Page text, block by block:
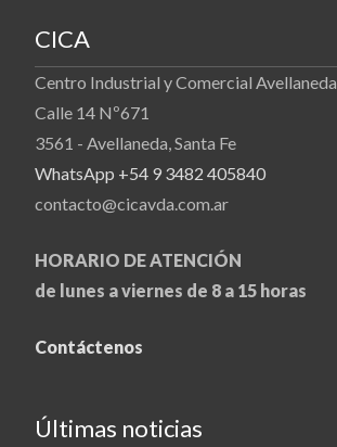
CICA
Centro Industrial y Comercial Avellaneda
Calle 14 Nº671
3561 - Avellaneda, Santa Fe
WhatsApp +54 9 3482 405840
contacto@cicavda.com.ar
HORARIO DE ATENCIÓN
de lunes a viernes de 8 a 15 horas
Contáctenos
Últimas noticias